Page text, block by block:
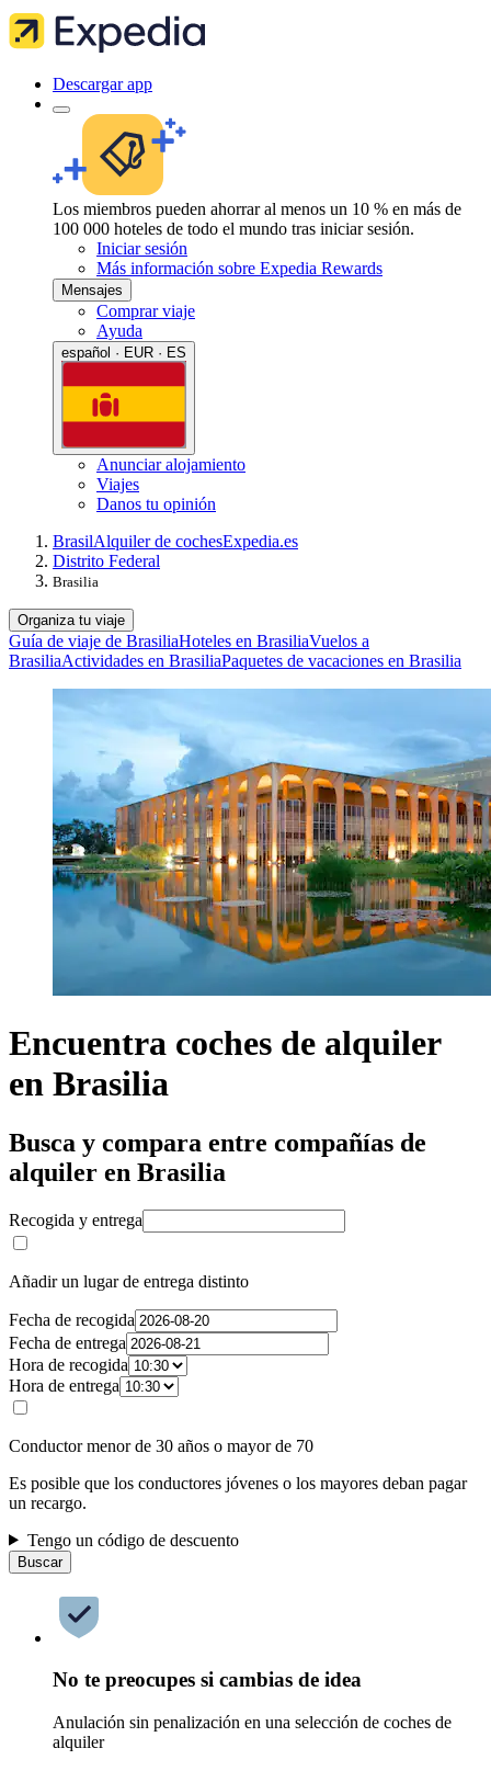
Descargar app
Los miembros pueden ahorrar al menos un 10 % en más de
100 000 hoteles de todo el mundo tras iniciar sesión.
Iniciar sesión
Más información sobre Expedia Rewards
Mensajes
Comprar viaje
Ayuda
español · EUR · ES
Anunciar alojamiento
Viajes
Danos tu opinión
BrasilAlquiler de cochesExpedia.es
Distrito Federal
Brasilia
Organiza tu viaje
Guía de viaje de BrasiliaHoteles en BrasiliaVuelos a
BrasiliaActividades en BrasiliaPaquetes de vacaciones en Brasilia
Encuentra coches de alquiler
en Brasilia
Busca y compara entre compañías de
alquiler en Brasilia
Recogida y entrega
Añadir un lugar de entrega distinto
Fecha de recogida
Fecha de entrega
Hora de recogida
Hora de entrega
Conductor menor de 30 años o mayor de 70
Es posible que los conductores jóvenes o los mayores deban pagar
un recargo.
Tengo un código de descuento
Buscar
No te preocupes si cambias de idea
Anulación sin penalización en una selección de coches de
alquiler